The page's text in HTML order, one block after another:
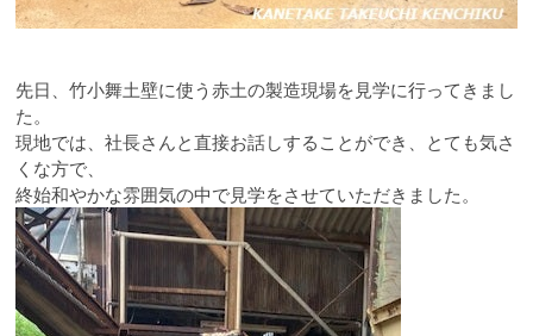
先日、竹小舞土壁に使う赤土の製造現場を見学に行ってきまし
た。
現地では、社長さんと直接お話しすることができ、とても気さ
くな方で、
終始和やかな雰囲気の中で見学をさせていただきました。